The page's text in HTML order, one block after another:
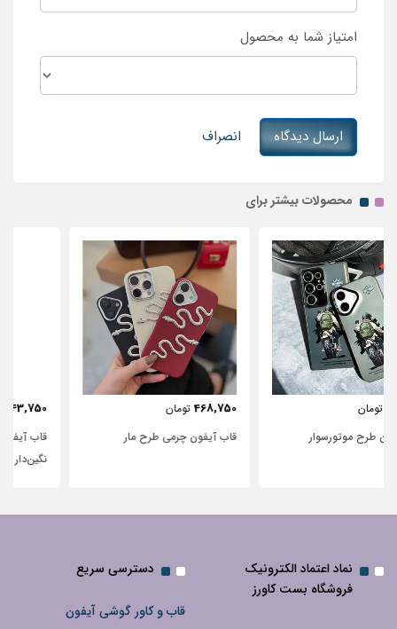
امتیاز شما به محصول
ارسال دیدگاه انصراف
محصولات بیشتر برای
قاب آیفون چرمی طرح مار
443,750
قاب آیفون شفاف با پاپیون سفید و
نماد اعتماد الکترونیک
فروشگاه بست کاورز
دسترسی سریع
قاب و کاور گوشی آیفون